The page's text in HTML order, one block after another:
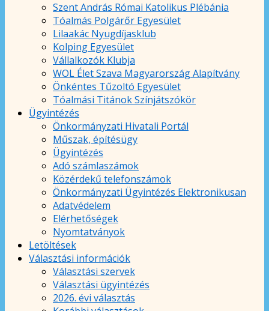
Szent András Római Katolikus Plébánia
Tóalmás Polgárőr Egyesület
Lilaakác Nyugdíjasklub
Kolping Egyesület
Vállalkozók Klubja
WOL Élet Szava Magyarország Alapítvány
Önkéntes Tűzoltó Egyesület
Tóalmási Titánok Színjátszókör
Ügyintézés
Önkormányzati Hivatali Portál
Műszak, építésügy
Ügyintézés
Adó számlaszámok
Közérdekű telefonszámok
Önkormányzati Ügyintézés Elektronikusan
Adatvédelem
Elérhetőségek
Nyomtatványok
Letöltések
Választási információk
Választási szervek
Választási ügyintézés
2026. évi választás